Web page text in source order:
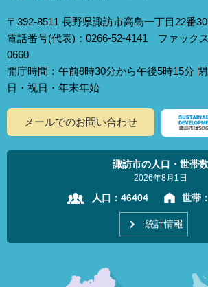
〒392-8511 長野県諏訪市高島一丁目22番
電話番号(代表)：0266-52-4141 ファック
0660
開庁時間：午前8時30分から午後5時15分
日・祝日・年末年始
メールでのお問い合わせ
諏訪市の人口・世帯数
2026年8月1日
人口： 46404 世帯：
統計情報